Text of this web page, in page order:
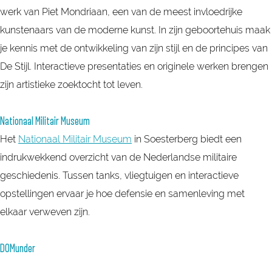
werk van Piet Mondriaan, een van de meest invloedrijke
kunstenaars van de moderne kunst. In zijn geboortehuis maak
je kennis met de ontwikkeling van zijn stijl en de principes van
De Stijl. Interactieve presentaties en originele werken brengen
zijn artistieke zoektocht tot leven.
Nationaal Militair Museum
Het Nationaal Militair Museum in Soesterberg biedt een
indrukwekkend overzicht van de Nederlandse militaire
geschiedenis. Tussen tanks, vliegtuigen en interactieve
opstellingen ervaar je hoe defensie en samenleving met
elkaar verweven zijn.
DOMunder